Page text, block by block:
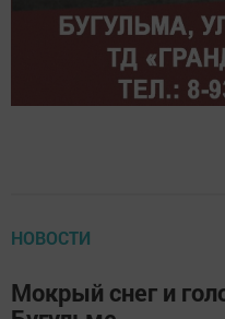
НОВОСТИ
Мокрый снег и